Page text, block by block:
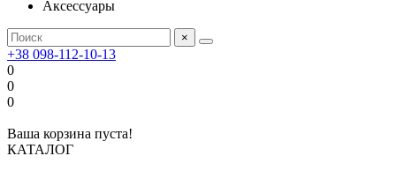
Аксессуары
×
+38 098-112-10-13
0
0
0
Ваша корзина пуста!
КАТАЛОГ